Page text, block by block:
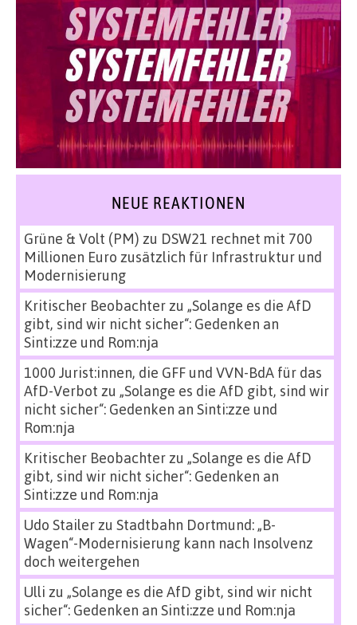
NEUE REAKTIONEN
Grüne & Volt (PM) zu DSW21 rechnet mit 700
Millionen Euro zusätzlich für Infrastruktur und
Modernisierung
Kritischer Beobachterzu „Solange es die AfD
gibt, sind wir nicht sicher“: Gedenken an
Sinti:zze und Rom:nja
1000 Jurist:innen, die GFF und VVN-BdA für das
AfD-Verbot zu „Solange es die AfD gibt, sind wir
nicht sicher“: Gedenken an Sinti:zze und
Rom:nja
Kritischer Beobachterzu „Solange es die AfD
gibt, sind wir nicht sicher“: Gedenken an
Sinti:zze und Rom:nja
Udo Stailerzu Stadtbahn Dortmund: „B-
Wagen“-Modernisierung kann nach Insolvenz
doch weitergehen
Ulli zu „Solange es die AfD gibt, sind wir nicht
sicher“: Gedenken an Sinti:zze und Rom:nja